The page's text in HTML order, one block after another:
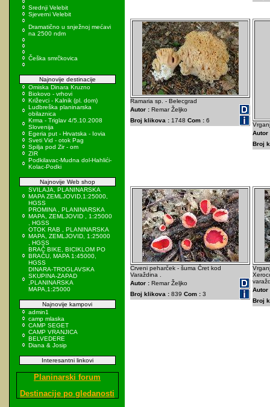
Srednji Velebit
Sjeverni Velebit
Dramatično u snježnoj mećavi
na 2500 ndm
Češka smrčkovica
Najnovije destinacije
Omiska Dinara Kruzno
Biokovo - vrhovi
Križevci - Kalnik (pl. dom)
Ludbreška planinarska
obilaznica
Krma - Triglav 4/5.10.2008
Slovenija
Egeria put - Hrvatska - Iovia
Sveti Vid - otok Pag
Spilja pod Zir - om
ZIR
Podkilavac-Mudna dol-Hahlići-
Kolac-Podki
Najnovije Web shop
SVILAJA, PLANINARSKA
MAPA ZEMLJOVID,1:25000,
HGSS
PROMINA , PLANINARSKA
MAPA, ZEMLJOVID , 1:25000
, HGSS
OTOK RAB , PLANINARSKA
MAPA, ZEMLJOVID, 1:25000
, HGSS
BRAČ BIKE, BICIKLOM PO
BRAČU, MAPA 1:45000,
HGSS
DINARA-TROGLAVSKA
SKUPINA-ZAPAD
,PLANINARSKA
MAPA,1:25000
Najnovije kampovi
admin1
camp mlaska
CAMP SEGET
CAMP VRANJICA
BELVEDERE
Diana & Josip
Interesantni linkovi
Planinarski forum
Destinacije po gledanosti
Ramaria sp. - Belecgrad
Autor : Remar Željko
Broj klikova : 1748 Com : 6
Autor
Broj
Crveni peharček - šuma Čret kod
Varaždina .
Autor : Remar Željko
Broj klikova : 839 Com : 3
Autor
Broj